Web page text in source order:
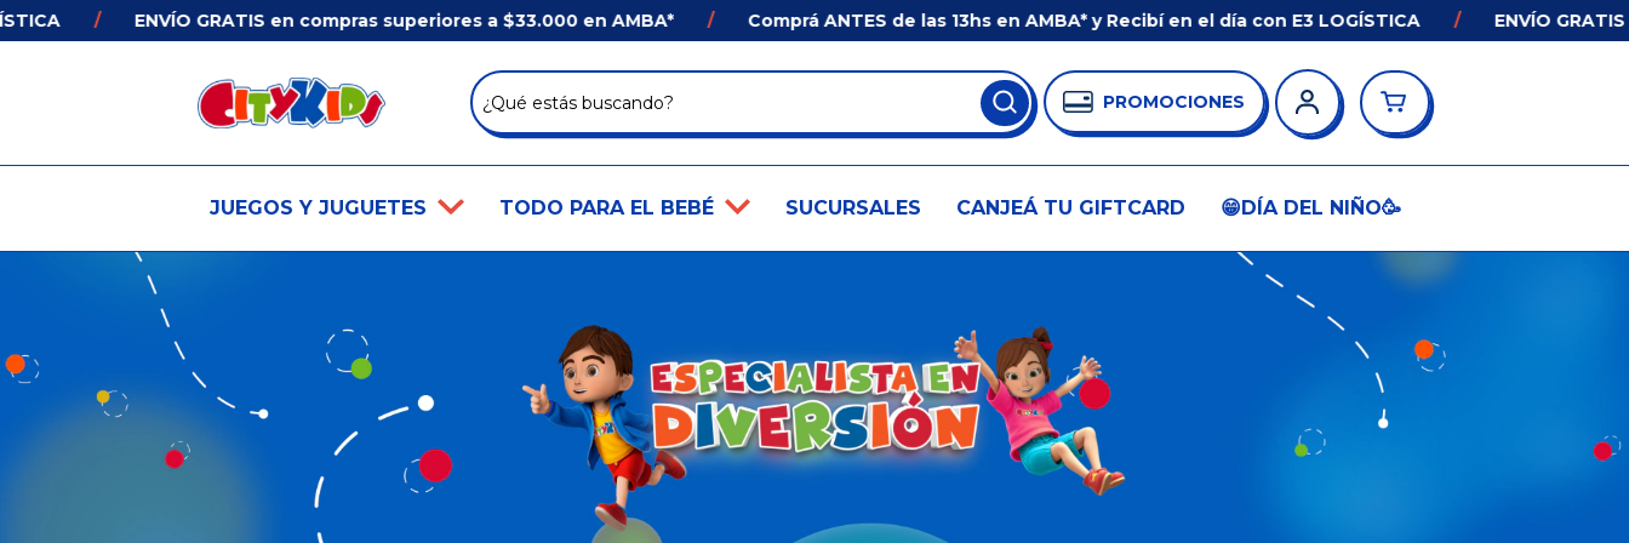
ENVÍO GRATIS en compras superiores a $33.000 en AMBA* Comprá ANTES de las 13hs en AMBA* y Recibí en el día con E3 LOGÍSTICA ENVÍO GRATIS
PROMOCIONES
JUEGOS Y JUGUETES TODO PARA EL BEBÉ SUCURSALES CANJEÁ TU GIFTCARD 😁DÍA DEL NIÑO🥳